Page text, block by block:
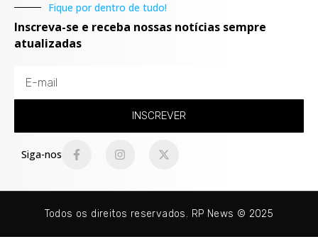
Fique por dentro de tudo!
Inscreva-se e receba nossas notícias sempre
atualizadas
INSCREVER
Siga-nos
Todos os direitos reservados. RP News © 2025